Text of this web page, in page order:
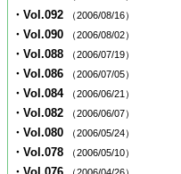
・Vol.092 （2006/08/16）
・Vol.090 （2006/08/02）
・Vol.088 （2006/07/19）
・Vol.086 （2006/07/05）
・Vol.084 （2006/06/21）
・Vol.082 （2006/06/07）
・Vol.080 （2006/05/24）
・Vol.078 （2006/05/10）